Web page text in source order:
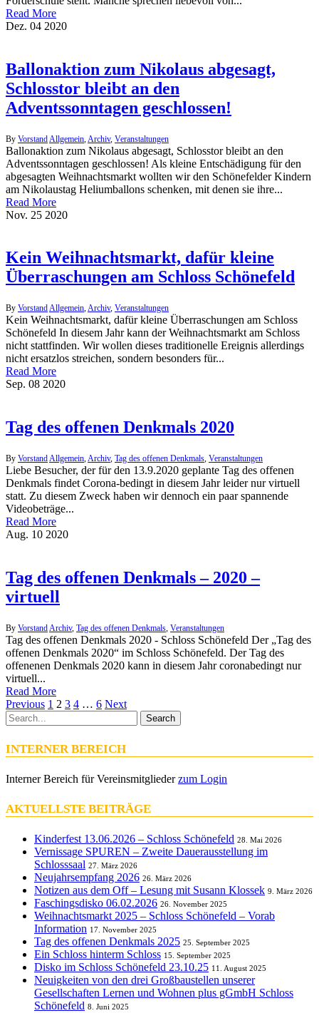
Read More
Dez. 04 2020
Ballonaktion zum Nikolaus abgesagt,
Schlosstor bleibt an den
Adventssonntagen geschlossen!
By Vorstand Allgemein Archiv, Veranstaltungen
Ballonaktion zum Nikolaus abgesagt, Schlosstor bleibt an den
Adventssonntagen geschlossen! Als kleine Entschädigung für den
abgesagten Weihnachtsmarkt wollten wir den Schönefelder Kindern
am Nikolaustag Heliumballons schenken, mit denen sie ihre...
Read More
Nov. 25 2020
Kein Weihnachtsmarkt, dafür kleine
Überraschungen am Schloss Schönefeld
By VorstandAllgemein,Archiv, Veranstaltungen
Kein Weihnachtsmarkt, dafür kleine Überraschungen am Schloss
Schönefeld In diesem Jahr kann der Weihnachtsmarkt am Schloss
nicht stattfinden. Wir wollen dieses traditionelle Ereignis allerdings
nicht ersatzlos streichen, sondern besonders für...
Read More
Sep. 08 2020
Tag des offenen Denkmals 2020
By VorstandAllgemein,Archiv, Tag des offenen Denkmals, Veranstaltungen
Liebe Besucher, der für den 13.9.2020 geplante Tag des offenen
Denkmals findet Corona-bedingt in diesem Jahr leider nur virtuell
statt. Zu diesem Zweck haben wir dennoch ein paar spannende
Videobeträge...
Read More
Aug. 10 2020
Tag des offenen Denkmals – 2020 –
virtuell
By VorstandArchiv, Tag des offenen Denkmals, Veranstaltungen
Tag des offenen Denkmals 2020 - Schloss Schönefeld Der „Tag des
offenen Denkmals 2020“ im Schloss Schönefeld. Der Tag des
offenenen Denkmals 2020 kann in diesem Jahr coronabedingt nur
virtuell...
Read More
Previous 1 2 3 4 … 6 Next
Search
INTERNER BEREICH
Interner Bereich für Vereinsmitgliederzum Login
AKTUELLSTE BEITRÄGE
Kinderfest 13.06.2026 – Schloss Schönefeld 28. Mai 2026
Vernissage SPUREN – Zweite Dauerausstellung im
Schlosssaal 27. März 2026
Neujahrsempfang 2026 26. März 2026
Notizen aus dem Off – Lesung mit Susann Klossek 9. März 2026
Faschingsdisko 06.02.2026 26. November 2025
Weihnachtsmarkt 2025 – Schloss Schönefeld – Vorab
Information 17. November 2025
Tag des offenen Denkmals 2025 25. September 2025
Ein Schloss hinterm Schloss 15. September 2025
Disko im Schloss Schönefeld 23.10.25 11. August 2025
Neuigkeiten von den drei Großbaustellen unserer
Gesellschaften Lernen und Wohnen plus gGmbH Schloss
Schönefeld 8. Juni 2025